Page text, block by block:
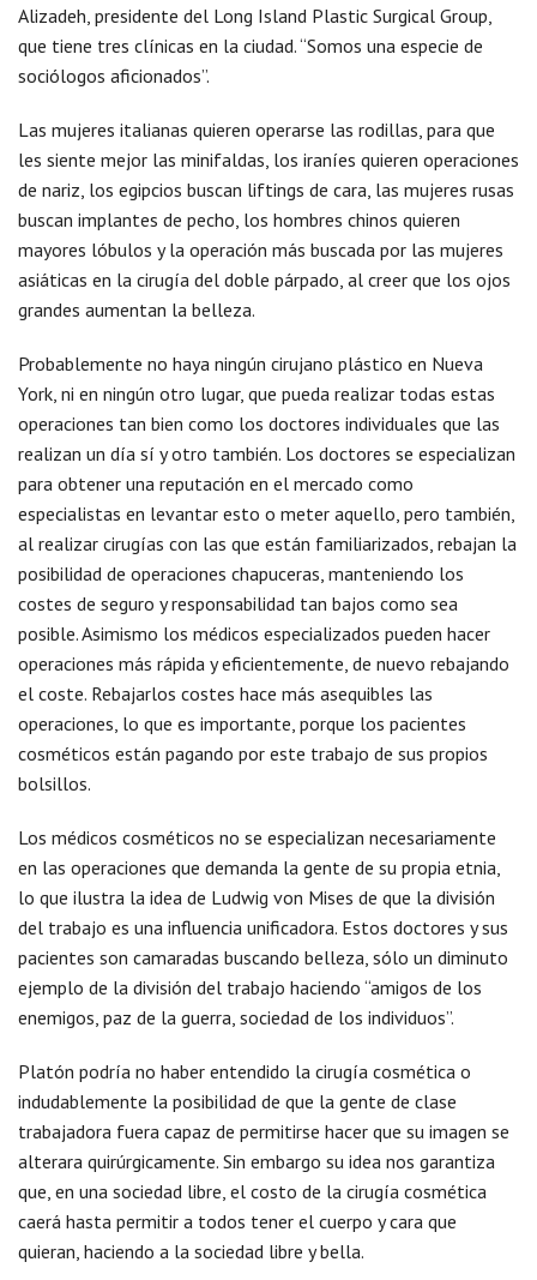
Alizadeh, presidente del Long Island Plastic Surgical Group,
que tiene tres clínicas en la ciudad. “Somos una especie de
sociólogos aficionados”.
Las mujeres italianas quieren operarse las rodillas, para que
les siente mejor las minifaldas, los iraníes quieren operaciones
de nariz, los egipcios buscan liftings de cara, las mujeres rusas
buscan implantes de pecho, los hombres chinos quieren
mayores lóbulos y la operación más buscada por las mujeres
asiáticas en la cirugía del doble párpado, al creer que los ojos
grandes aumentan la belleza.
Probablemente no haya ningún cirujano plástico en Nueva
York, ni en ningún otro lugar, que pueda realizar todas estas
operaciones tan bien como los doctores individuales que las
realizan un día sí y otro también. Los doctores se especializan
para obtener una reputación en el mercado como
especialistas en levantar esto o meter aquello, pero también,
al realizar cirugías con las que están familiarizados, rebajan la
posibilidad de operaciones chapuceras, manteniendo los
costes de seguro y responsabilidad tan bajos como sea
posible. Asimismo los médicos especializados pueden hacer
operaciones más rápida y eficientemente, de nuevo rebajando
el coste. Rebajarlos costes hace más asequibles las
operaciones, lo que es importante, porque los pacientes
cosméticos están pagando por este trabajo de sus propios
bolsillos.
Los médicos cosméticos no se especializan necesariamente
en las operaciones que demanda la gente de su propia etnia,
lo que ilustra la idea de Ludwig von Mises de que la división
del trabajo es una influencia unificadora. Estos doctores y sus
pacientes son camaradas buscando belleza, sólo un diminuto
ejemplo de la división del trabajo haciendo “amigos de los
enemigos, paz de la guerra, sociedad de los individuos”.
Platón podría no haber entendido la cirugía cosmética o
indudablemente la posibilidad de que la gente de clase
trabajadora fuera capaz de permitirse hacer que su imagen se
alterara quirúrgicamente. Sin embargo su idea nos garantiza
que, en una sociedad libre, el costo de la cirugía cosmética
caerá hasta permitir a todos tener el cuerpo y cara que
quieran, haciendo a la sociedad libre y bella.